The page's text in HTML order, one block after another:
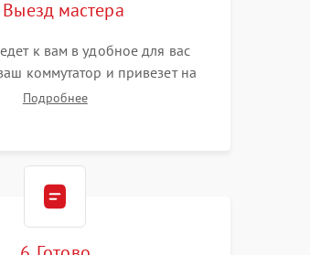
Выезд мастера
к вам в удобное для вас
коммутатор и привезет на
Подробнее